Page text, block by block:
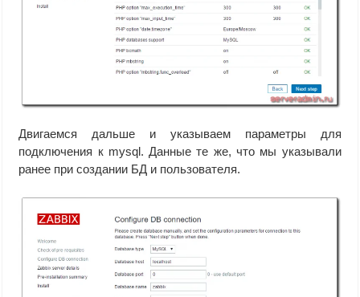
Двигаемся дальше и указываем параметры для
подключения к mysql. Данные те же, что мы указывали
ранее при создании БД и пользователя.